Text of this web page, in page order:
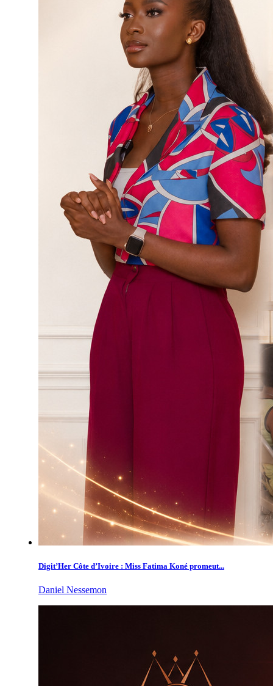
Digit’Her Côte d’Ivoire : Miss Fatima Koné promeut...
Daniel Nessemon